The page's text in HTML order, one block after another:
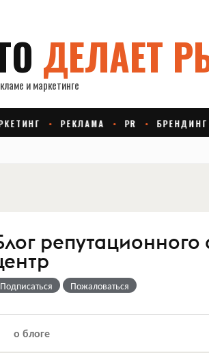
репутационного
Подписаться Пожаловаться
о блоге